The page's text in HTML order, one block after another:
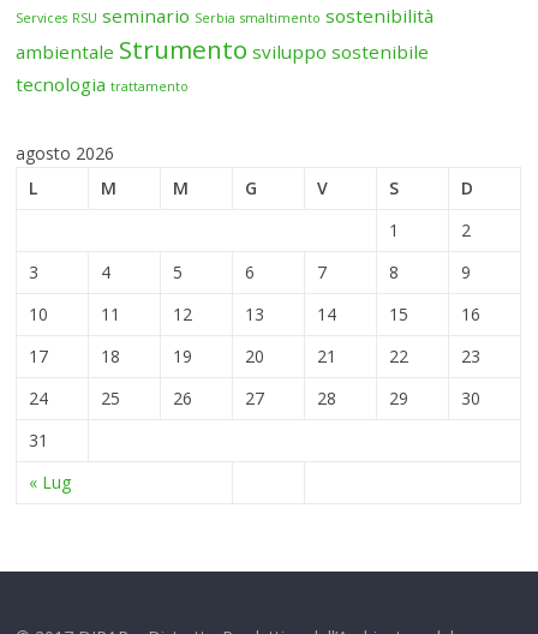
Services RSU seminario Serbia smaltimento sostenibilità
ambientale Strumento sviluppo sostenibile
tecnologia trattamento
agosto 2026
L
M M G V S D
« Lug
1
2
3
4 5 6 7 8
9
10
11 12 13 14 15
16
17
18 19 20 21 22
23
24
25 26 27 28 29
30
31